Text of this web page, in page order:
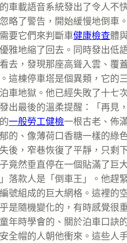
車載語音系統發出了令人不
略了警告，開始緩慢地倒車
要它們來判斷車健康檢查體
雅地縮了回去。同時發出低
去，發現那座高聳入雲、覆
這棟停車塔是個異類，它的
車地獄。他已經失敗了十七
出最後的溫柔提醒：「再見
一般勞工健檢一根古老、佈
的、像薄荷口香糖一樣的綠
後，窄巷恢復了平靜，只剩
竟然垂直停在一個貼滿了
落款人是「倒車王」。他趕
號組成的巨大網格。這裡的
是隨機變化的，有時感覺很
童年時學會的、關於泊車口
全帽的人朝他衝來。這些人